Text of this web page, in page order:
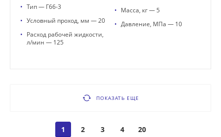
• Тип — Г66-3
• Условный проход, мм — 20
• Расход рабочей жидкости,
л/мин — 125
• Масса, кг — 5
• Давление, МПа — 10
ПОКАЗАТЬ ЕЩЕ
1 2 3 4 20